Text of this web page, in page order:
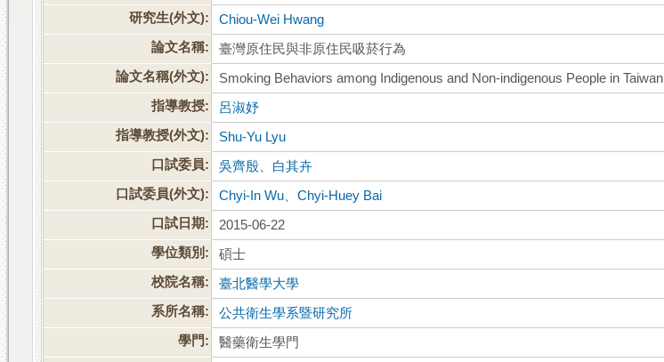
研究生(外文):
Chiou-Wei Hwang
論文名稱:
臺灣原住民與非原住民吸菸行為
論文名稱(外文):
Smoking Behaviors among Indigenous and Non-indigenous People in Taiwan
指導教授:
呂淑妤
指導教授(外文):
Shu-Yu Lyu
口試委員:
吳齊殷
白其卉
口試委員(外文):
Chyi-In Wu 、Chyi-Huey Bai
口試日期:
2015-06-22
學位類別:
碩士
校院名稱:
臺北醫學大學
系所名稱:
公共衛生學系暨研究所
學門:
醫藥衛生學門